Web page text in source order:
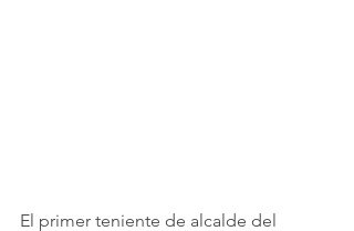
El primer teniente de alcalde del